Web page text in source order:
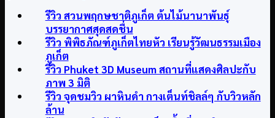
รีวิว สวนพฤกษชาติภูเก็ต ต้นไม้นานาพันธุ์
บรรยากาศสุดสดชื่น
รีวิว พิพิธภัณฑ์ภูเก็ตไทยหัว เรียนรู้วัฒนธรรมเมือง
ภูเก็ต
รีวิว Phuket 3D Museum สถานที่แสดงศิลปะกับ
ภาพ 3 มิติ
รีวิว จุดชมวิว ผาหินดำ กางเต็นท์ชิลล์ๆ กับวิวหลัก
ล้าน